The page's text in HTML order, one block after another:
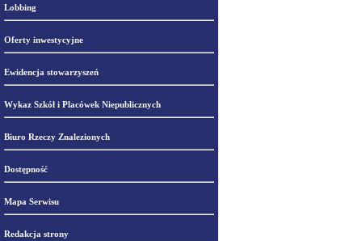
Lobbing
Oferty inwestycyjne
Ewidencja stowarzyszeń
Wykaz Szkół i Placówek Niepublicznych
Biuro Rzeczy Znalezionych
Dostępność
Mapa Serwisu
Redakcja strony